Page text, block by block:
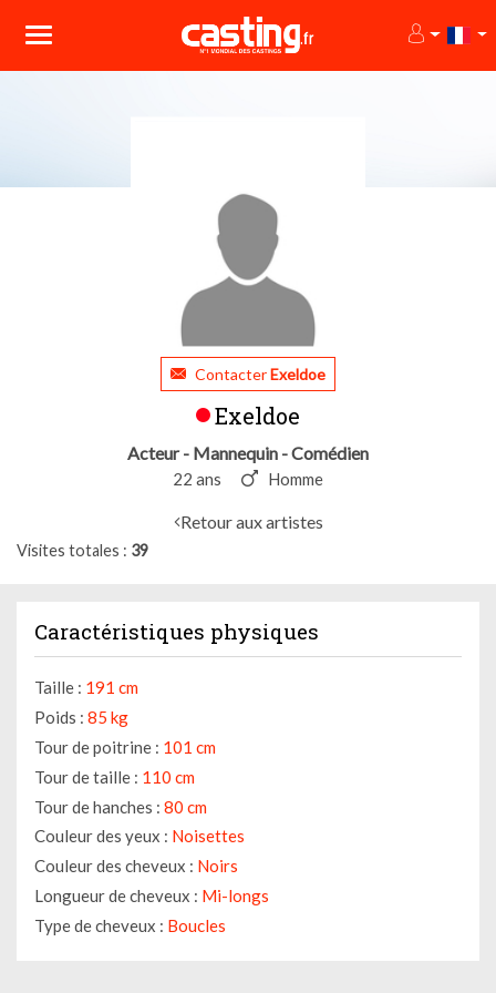
ContacterExeldoe
Exeldoe
Acteur - Mannequin - Comédien
22 ans Homme
Retour aux artistes
Visites totales 39
Caractéristiques physiques
Taille : 191 cm
Poids : 85 kg
Tour de poitrine : 101 cm
Tour de taille : 110 cm
Tour de hanches : 80 cm
Couleur des yeux : Noisettes
Couleur des cheveux : Noirs
Longueur de cheveux : Mi-longs
Type de cheveux : Boucles